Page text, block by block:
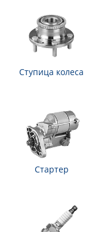
Ступица колеса
Стартер